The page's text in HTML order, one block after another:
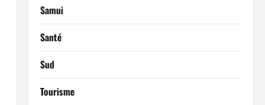
Samui
Santé
Sud
Tourisme